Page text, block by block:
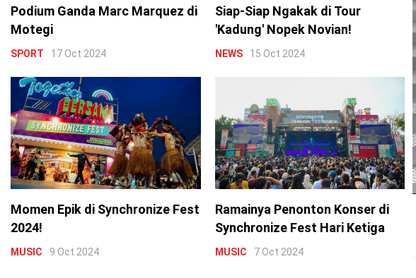
Podium Ganda Marc Marquez di
Motegi
SPORT 17 Oct 2024
Siap-Siap Ngakak di Tour
'Kadung' Nopek Novian!
NEWS 15 Oct 2024
Momen Epik di Synchronize Fest
2024!
MUSIC 9 Oct 2024
Ramainya Penonton Konser di
Synchronize Fest Hari Ketiga
MUSIC 7 Oct 2024